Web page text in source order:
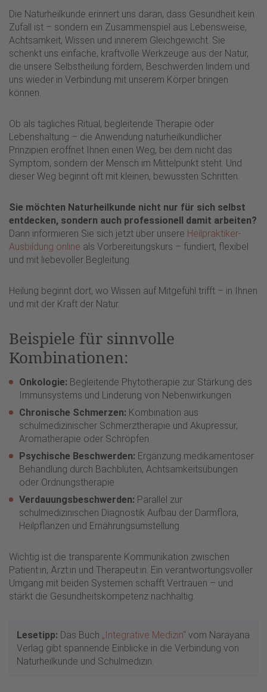
Die Naturheilkunde erinnert uns daran, dass Gesundheit kein
Zufall ist – sondern ein Zusammenspiel aus Lebensweise,
Achtsamkeit, Wissen und innerem Gleichgewicht. Sie
schenkt uns einfache, kraftvolle Werkzeuge aus der Natur,
die unsere Selbstheilung fördern, Beschwerden lindern und
uns wieder in Verbindung mit unserem Körper bringen
können.
Ob als tägliches Ritual, begleitende Therapie oder
Lebenshaltung – die Anwendung naturheilkundlicher
Prinzipien eröffnet Ihnen einen Weg, bei dem nicht das
Symptom, sondern der Mensch im Mittelpunkt steht. Und
dieser Weg beginnt oft mit kleinen, bewussten Schritten.
Sie möchten Naturheilkunde nicht nur für sich selbst
entdecken, sondern auch professionell damit arbeiten?
Dann informieren Sie sich jetzt über unsere Heilpraktiker-
Ausbildung online als Vorbereitungskurs – fundiert, flexibel
und mit liebevoller Begleitung.
Heilung beginnt dort, wo Wissen auf Mitgefühl trifft – in Ihnen
und mit der Kraft der Natur.
Beispiele für sinnvolle
Kombinationen:
Onkologie: Begleitende Phytotherapie zur Stärkung des
Immunsystems und Linderung von Nebenwirkungen
Chronische Schmerzen: Kombination aus
schulmedizinischer Schmerztherapie und Akupressur,
Aromatherapie oder Schröpfen
Psychische Beschwerden: Ergänzung medikamentöser
Behandlung durch Bachblüten, Achtsamkeitsübungen
oder Ordnungstherapie
Verdauungsbeschwerden: Parallel zur
schulmedizinischen Diagnostik Aufbau der Darmflora,
Heilpflanzen und Ernährungsumstellung
Wichtig ist die transparente Kommunikation zwischen
Patient:in, Ärzt:in und Therapeut:in. Ein verantwortungsvoller
Umgang mit beiden Systemen schafft Vertrauen – und
stärkt die Gesundheitskompetenz nachhaltig.
Lesetipp: Das Buch „Integrative Medizin“ vom Narayana
Verlag gibt spannende Einblicke in die Verbindung von
Naturheilkunde und Schulmedizin.